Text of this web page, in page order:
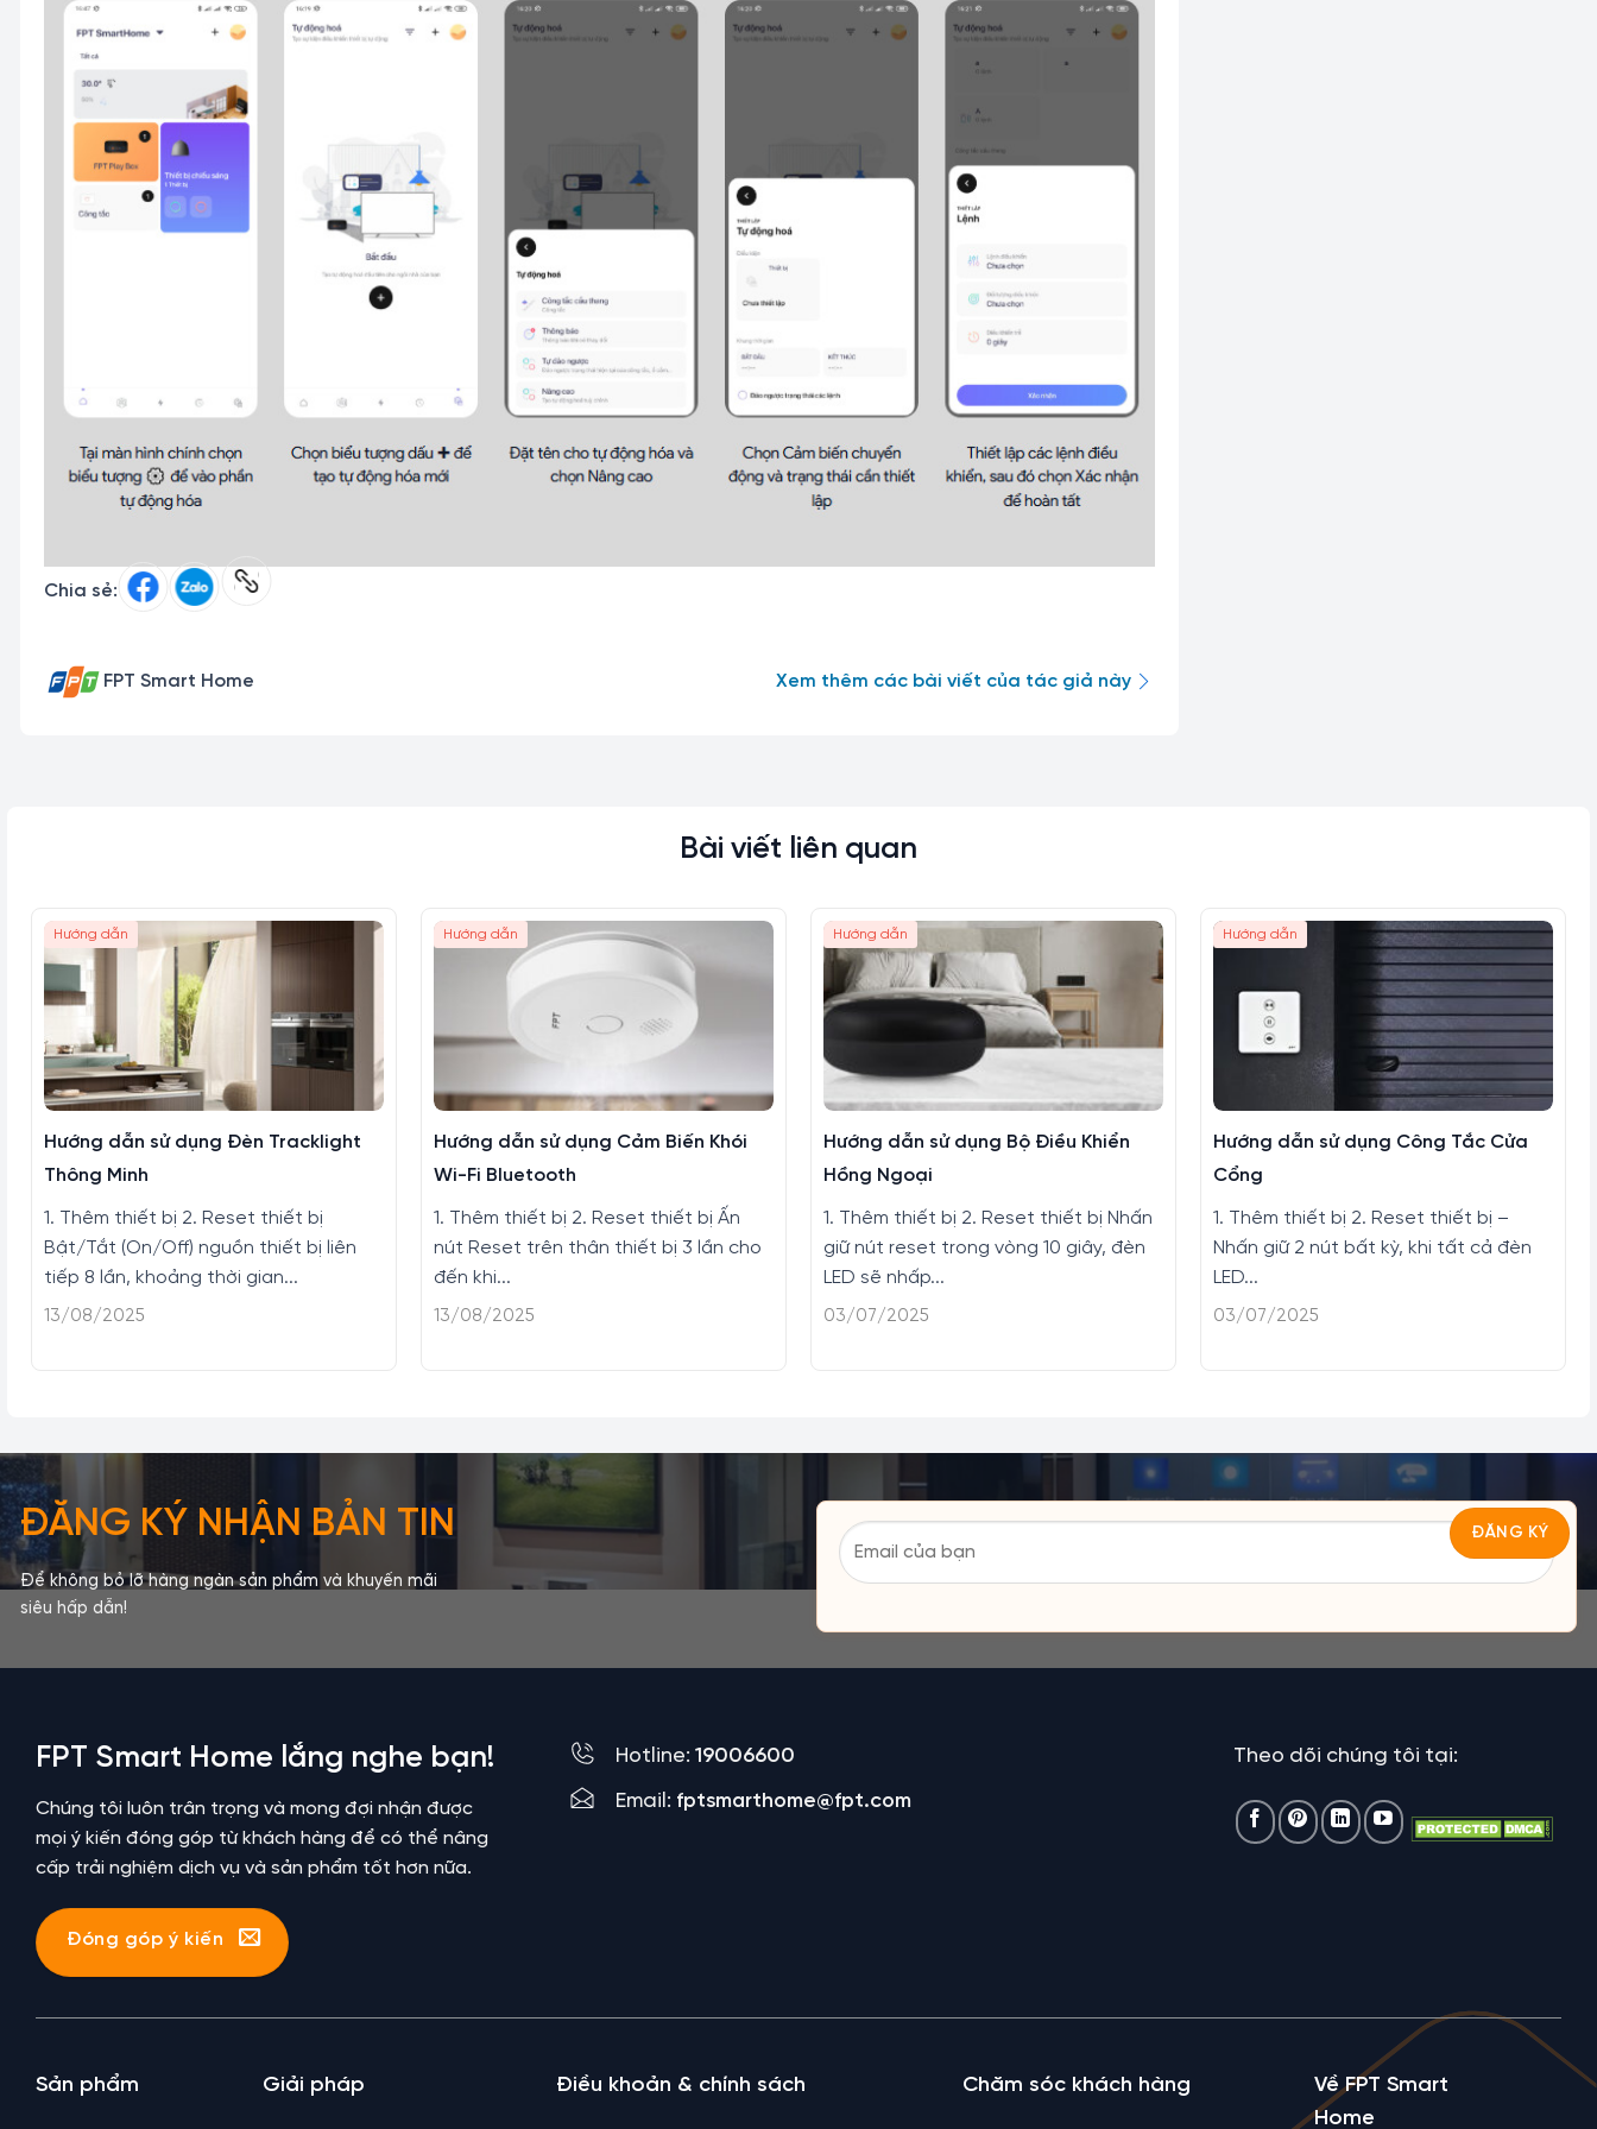
Chia sẻ:
FPT Smart Home Xem thêm các bài viết của tác giả này
Bài viết liên quan
Hướng dẫn
Hướng dẫn sử dụng Đèn Tracklight
Thông Minh
1. Thêm thiết bị 2. Reset thiết bị
Bật/Tắt (On/Off) nguồn thiết bị liên
tiếp 8 lần, khoảng thời gian...
13/08/2025
Hướng dẫn
Hướng dẫn sử dụng Cảm Biến Khói
Wi-Fi Bluetooth
1. Thêm thiết bị 2. Reset thiết bị Ấn
nút Reset trên thân thiết bị 3 lần cho
đến khi...
13/08/2025
Hướng dẫn
Hướng dẫn sử dụng Bộ Điều Khiển
Hồng Ngoại
1. Thêm thiết bị 2. Reset thiết bị Nhấn
giữ nút reset trong vòng 10 giây, đèn
LED sẽ nhấp...
03/07/2025
Hướng dẫn
Hướng dẫn sử dụng Công Tắc Cửa
Cổng
1. Thêm thiết bị 2. Reset thiết bị –
Nhấn giữ 2 nút bất kỳ, khi tất cả đèn
LED...
03/07/2025
ĐĂNG KÝ NHẬN BẢN TIN
Để không bỏ lỡ hàng ngàn sản phẩm và khuyến mãi
siêu hấp dẫn!
FPT Smart Home lắng nghe bạn!
Chúng tôi luôn trân trọng và mong đợi nhận được
mọi ý kiến đóng góp từ khách hàng để có thể nâng
cấp trải nghiệm dịch vụ và sản phẩm tốt hơn nữa.
Đóng góp ý kiến
Hotline: 19006600
Email: fptsmarthome@fpt.com
Theo dõi chúng tôi tại:
Sản phẩm Giải pháp Điều khoản & chính sách Chăm sóc khách hàng
Về FPT Smart
Home